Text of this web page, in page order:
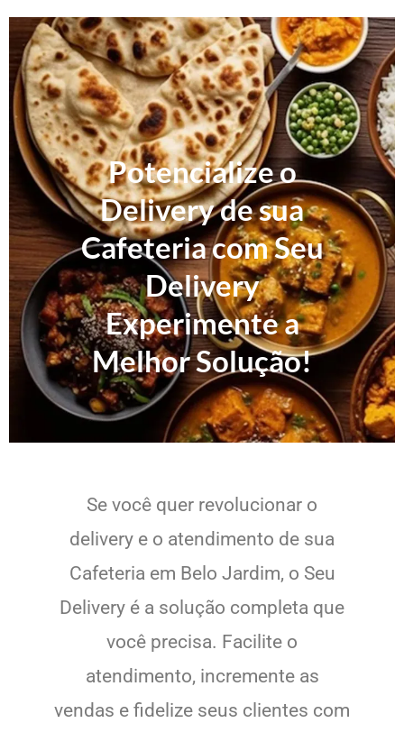
Potencialize o
Delivery de sua
Cafeteria com Seu
Delivery
Experimente a
Melhor Solução!
Se você quer revolucionar o
delivery e o atendimento de sua
Cafeteria em Belo Jardim, o Seu
Delivery é a solução completa que
você precisa. Facilite o
atendimento, incremente as
vendas e fidelize seus clientes com